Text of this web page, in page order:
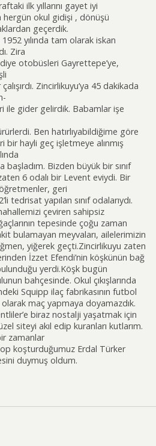
ilk yıllarını gayet iyi
hergün okul gidişi , dönüşü
geçerdik.
1952 yılında tam olarak iskan
Zira
otobüsleri Gayrettepe’ye,
Zincirlikuyu’ya 45 dakikada
ile gider gelirdik. Babamlar işe
Ben hatırlıyabildiğime göre
bir hayli geç işletmeye alınmış
başladım. Bizden büyük bir sınıf
6 odalı bir Levent eviydi. Bir
geri
tedrisat yapılan sınıf odalarıydı.
çeviren sahipsiz
tepesinde çoğu zaman
bulamayan meyvaları, ailelerimizin
yiğerek geçti.Zincirlikuyu zaten
İzzet Efendi’nin köşkünün bağ
yerdi.Köşk bugün
bahçesinde. Okul çıkışlarında
Squipp ilaç fabrikasının futbol
olarak maç yapmaya doyamazdık.
biraz nostalji yaşatmak için
siteyi akıl edip kuranları kutlarım.
zamanlar
koşturduğumuz Erdal Türker
duymuş oldum.